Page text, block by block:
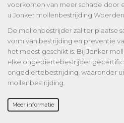
voorkomen van meer schade door
u Jonker mollenbestrijding
De mollenbestrijder zal ter plaatse
vorm van bestrijding en preventie
het meest geschikt is. Bij Jonker
elke ongediertebestrijder
ongediertebestrijding, waaronder
mollenbestrijding.
Meer informatie